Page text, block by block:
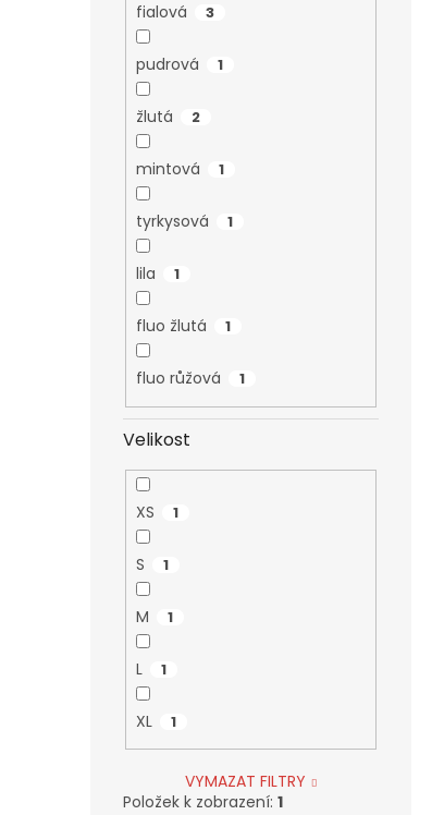
fialová 3
pudrová 1
žlutá 2
mintová 1
tyrkysová 1
lila 1
fluo žlutá 1
fluo růžová 1
Velikost
XS 1
S 1
M 1
L 1
XL 1
VYMAZAT FILTRY
Položek k zobrazení: 1